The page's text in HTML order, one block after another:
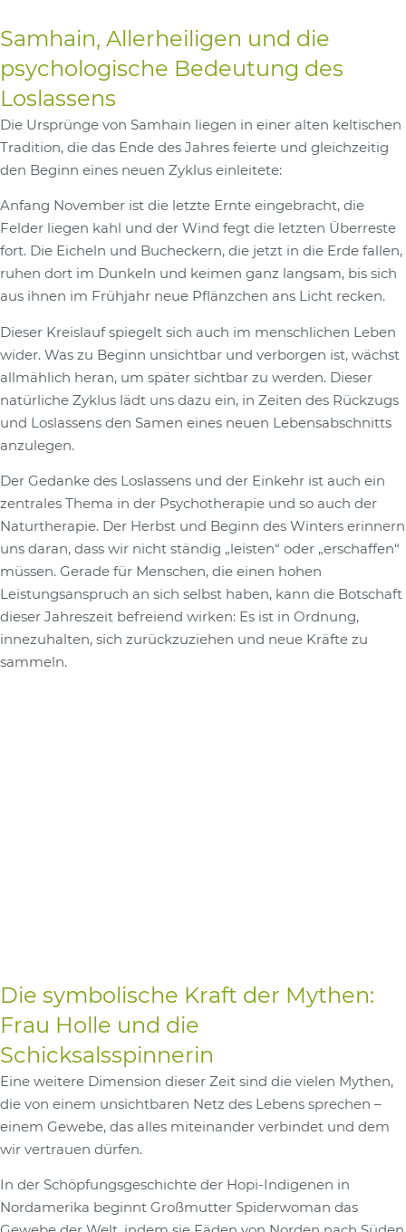
Samhain, Allerheiligen und die
psychologische Bedeutung des
Loslassens
Die Ursprünge von Samhain liegen in einer alten keltischen
Tradition, die das Ende des Jahres feierte und gleichzeitig
den Beginn eines neuen Zyklus einleitete:
Anfang November ist die letzte Ernte eingebracht, die
Felder liegen kahl und der Wind fegt die letzten Überreste
fort. Die Eicheln und Bucheckern, die jetzt in die Erde fallen,
ruhen dort im Dunkeln und keimen ganz langsam, bis sich
aus ihnen im Frühjahr neue Pflänzchen ans Licht recken.
Dieser Kreislauf spiegelt sich auch im menschlichen Leben
wider. Was zu Beginn unsichtbar und verborgen ist, wächst
allmählich heran, um später sichtbar zu werden. Dieser
natürliche Zyklus lädt uns dazu ein, in Zeiten des Rückzugs
und Loslassens den Samen eines neuen Lebensabschnitts
anzulegen.
Der Gedanke des Loslassens und der Einkehr ist auch ein
zentrales Thema in der Psychotherapie und so auch der
Naturtherapie. Der Herbst und Beginn des Winters erinnern
uns daran, dass wir nicht ständig „leisten“ oder „erschaffen“
müssen. Gerade für Menschen, die einen hohen
Leistungsanspruch an sich selbst haben, kann die Botschaft
dieser Jahreszeit befreiend wirken: Es ist in Ordnung,
innezuhalten, sich zurückzuziehen und neue Kräfte zu
sammeln.
Die symbolische Kraft der Mythen:
Frau Holle und die
Schicksalsspinnerin
Eine weitere Dimension dieser Zeit sind die vielen Mythen,
die von einem unsichtbaren Netz des Lebens sprechen –
einem Gewebe, das alles miteinander verbindet und dem
wir vertrauen dürfen.
In der Schöpfungsgeschichte der Hopi-Indigenen in
Nordamerika beginnt Großmutter Spiderwoman das